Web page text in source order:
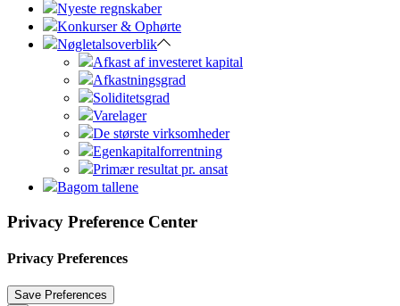
Nyeste regnskaber
Konkurser & Ophørte
Nøgletalsoverblik
Afkast af investeret kapital
Afkastningsgrad
Soliditetsgrad
Varelager
De største virksomheder
Egenkapitalforrentning
Primær resultat pr. ansat
Bagom tallene
Privacy Preference Center
Privacy Preferences